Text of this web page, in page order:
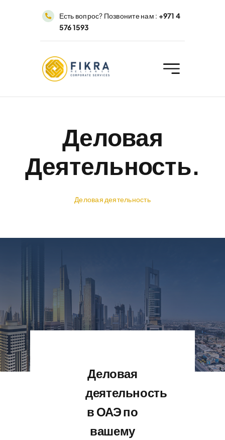
Есть вопрос? Позвоните нам : +971 4
576 1593
Деловая
Деятельность.
Деловая деятельность
Деловая
деятельность
в ОАЭ по
вашему